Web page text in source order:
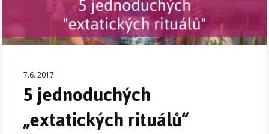
7.6. 2017
5 jednoduchých
„extatických rituálů“